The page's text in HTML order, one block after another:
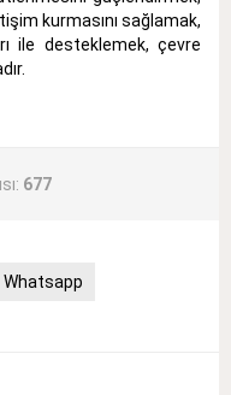
kurmasını sağlamak,
ile desteklemek, çevre
677
Whatsapp